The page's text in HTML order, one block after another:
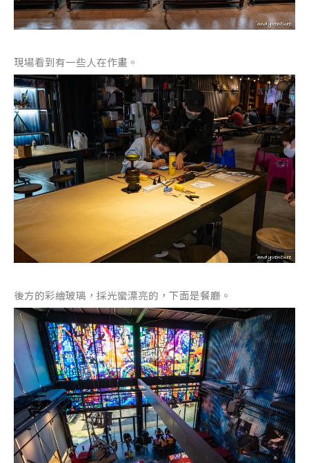
現場看到有一些人在作畫。
後方的彩繪玻璃，採光蠻漂亮的，下面是餐廳。